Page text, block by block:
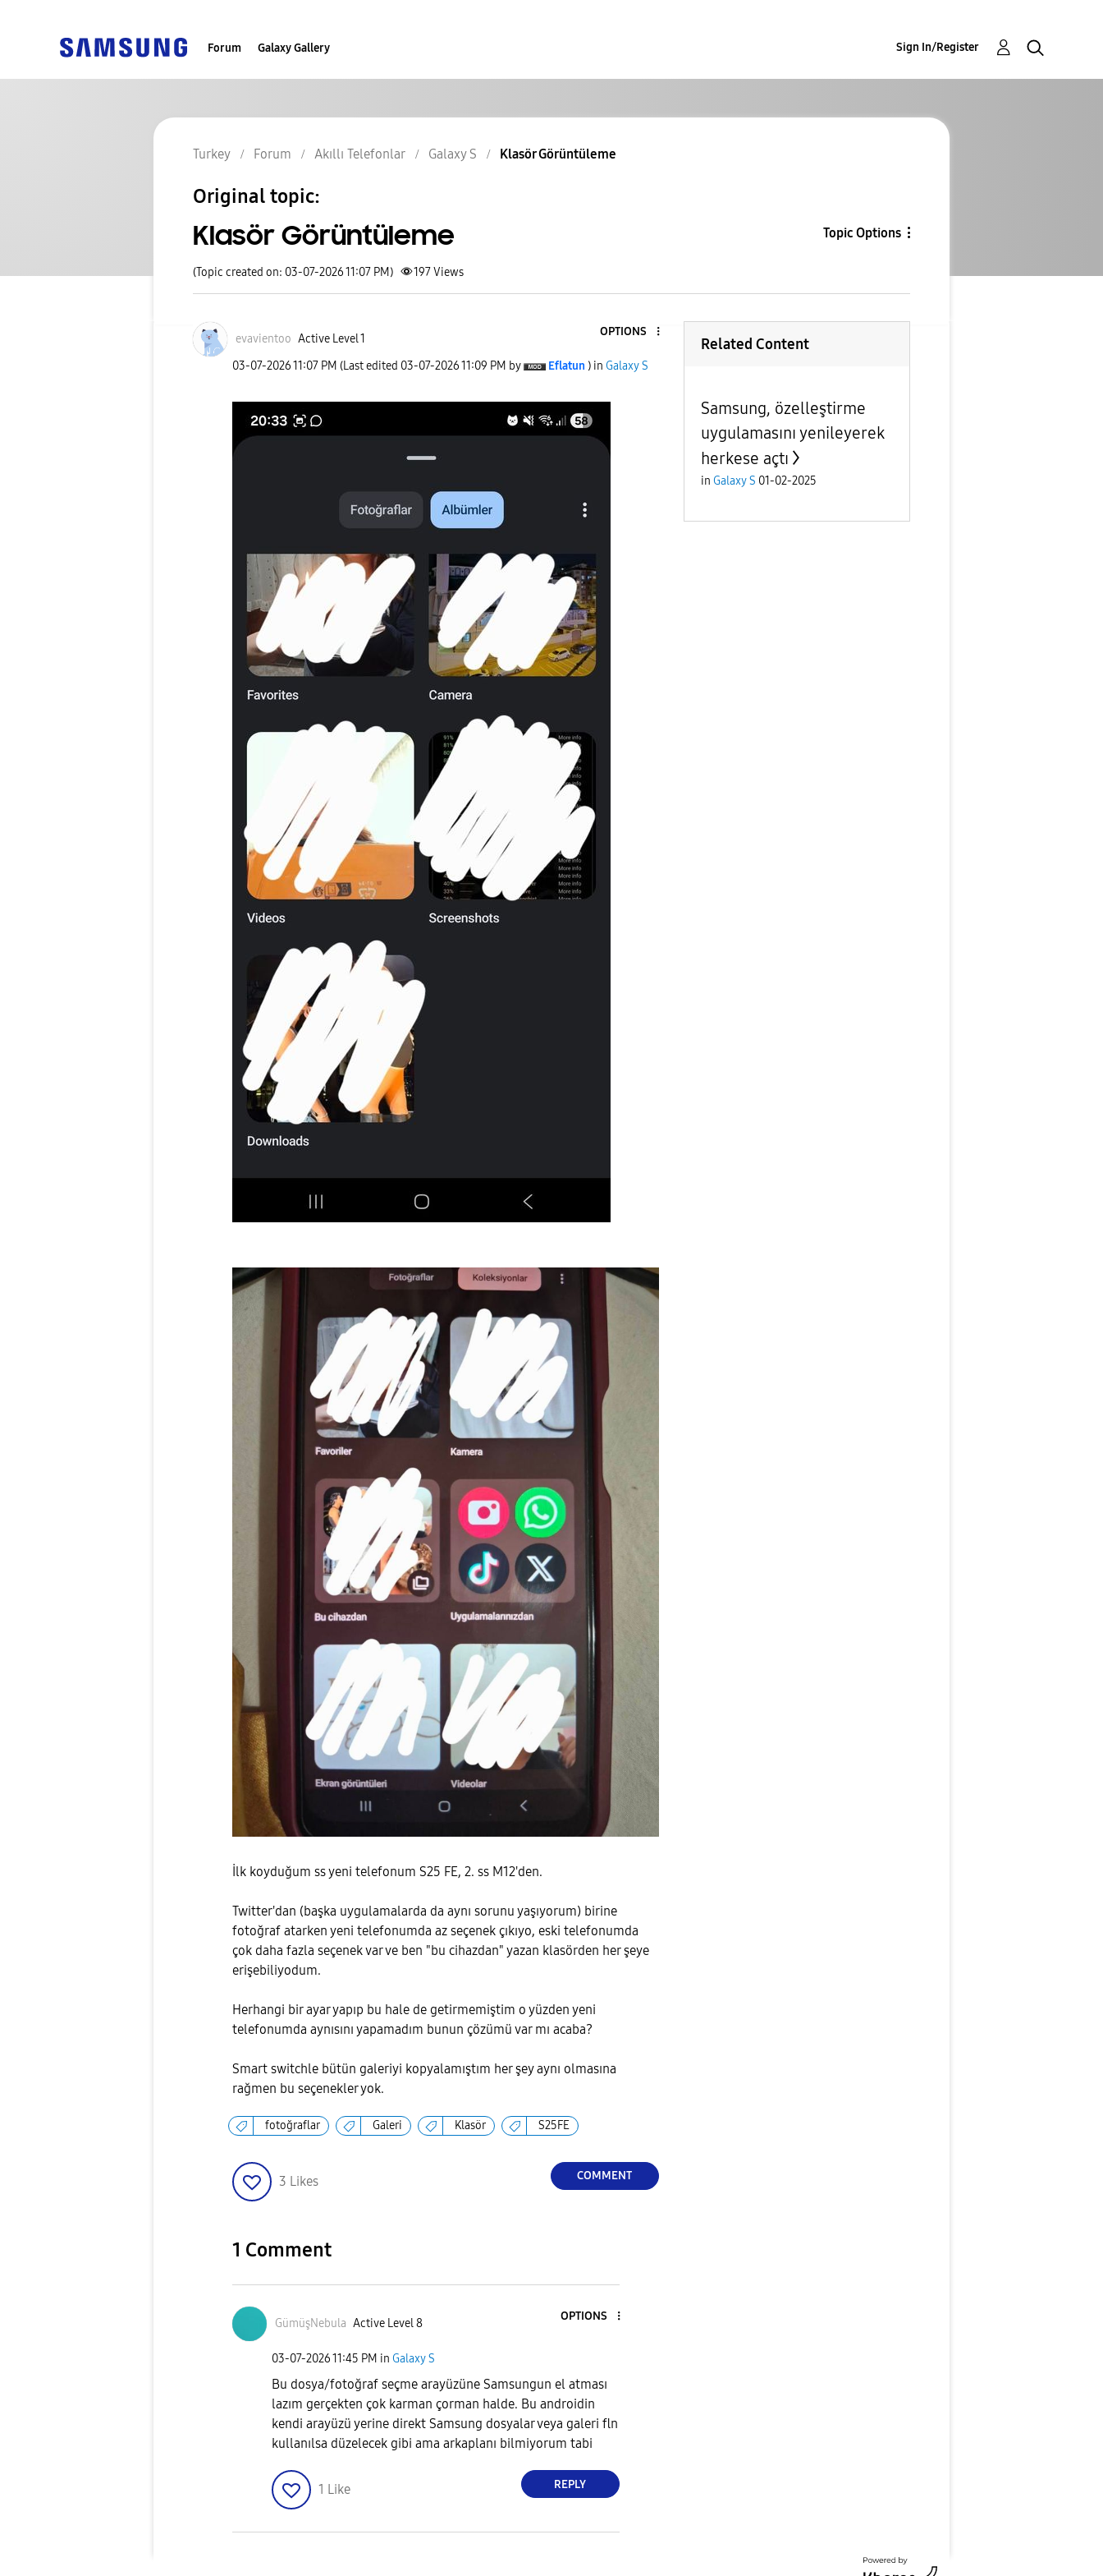
Forum Galaxy Gallery Sign In/Register
Turkey Forum Akıllı Telefonlar Galaxy S Klasör Görüntüleme
Original topic:
Klasör Görüntüleme Topic Options
(Topic created on: 03-07-2026 11:07 PM) 197Views
evavientoo Active Level 1
OPTIONS
‎03-07-202611:07 PM (Last edited ‎03-07-202611:09 PM by Eflatun ) in Galaxy S
İlk koyduğum ss yeni telefonum S25 FE, 2. ss M12'den.
Twitter'dan (başka uygulamalarda da aynı sorunu yaşıyorum) birine
fotoğraf atarken yeni telefonumda az seçenek çıkıyo, eski telefonumda
çok daha fazla seçenek var ve ben "bu cihazdan" yazan klasörden her şeye
erişebiliyodum.
Herhangi bir ayar yapıp bu hale de getirmemiştim o yüzden yeni
telefonumda aynısını yapamadım bunun çözümü var mı acaba?
Smart switchle bütün galeriyi kopyalamıştım her şey aynı olmasına
rağmen bu seçenekler yok.
fotoğraflar Galeri Klasör S25FE
3 Likes COMMENT
1 Comment
GümüşNebula Active Level 8
OPTIONS
‎03-07-202611:45 PM in Galaxy S
Bu dosya/fotoğraf seçme arayüzüne Samsungun el atması
lazım gerçekten çok karman çorman halde. Bu androidin
kendi arayüzü yerine direkt Samsung dosyalar veya galeri fln
kullanılsa düzelecek gibi ama arkaplanı bilmiyorum tabi
1 Like REPLY
Related Content
Samsung, özelleştirme
uygulamasını yenileyerek
herkese açtı
in Galaxy S 01-02-2025